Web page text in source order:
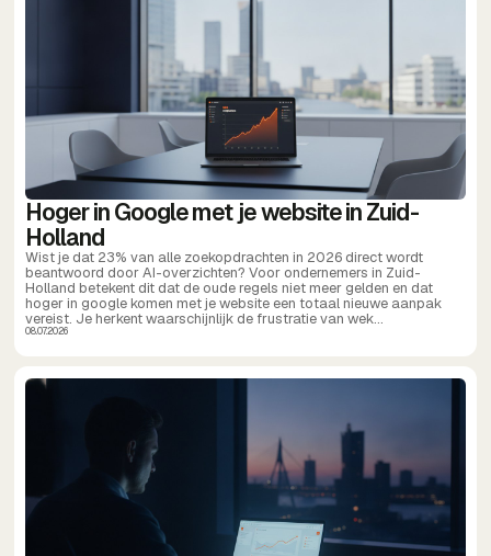
Hoger in Google met je website in Zuid-
Holland
Wist je dat 23% van alle zoekopdrachten in 2026 direct wordt
beantwoord door AI-overzichten? Voor ondernemers in Zuid-
Holland betekent dit dat de oude regels niet meer gelden en dat
hoger in google komen met je website een totaal nieuwe aanpak
vereist. Je herkent waarschijnlijk de frustratie van wek...
08.07.2026